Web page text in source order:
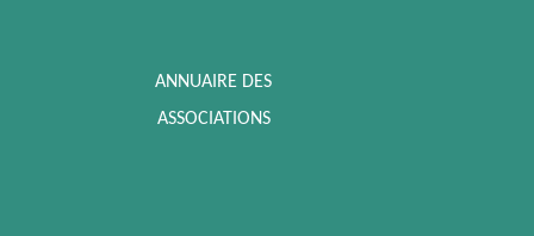
ANNUAIRE DES
ASSOCIATIONS